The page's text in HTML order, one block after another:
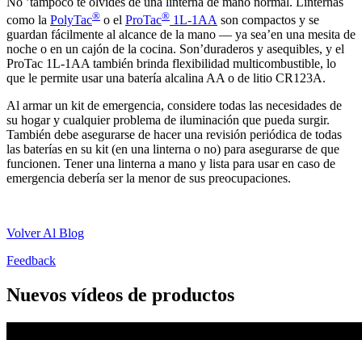
como la PolyTac® o el ProTac® 1L-1AA son compactos y se
guardan fácilmente al alcance de la mano — ya sea’en una mesita de
noche o en un cajón de la cocina. Son’duraderos y asequibles, y el
ProTac 1L-1AA también brinda flexibilidad multicombustible, lo
que le permite usar una batería alcalina AA o de litio CR123A.
Al armar un kit de emergencia, considere todas las necesidades de
su hogar y cualquier problema de iluminación que pueda surgir.
También debe asegurarse de hacer una revisión periódica de todas
las baterías en su kit (en una linterna o no) para asegurarse de que
funcionen. Tener una linterna a mano y lista para usar en caso de
emergencia debería ser la menor de sus preocupaciones.
Volver Al Blog
Feedback
Nuevos vídeos de productos